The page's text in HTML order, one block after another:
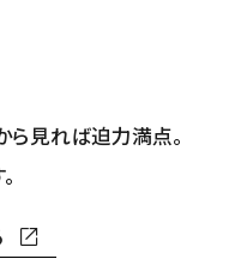
ら見れば迫力満点。